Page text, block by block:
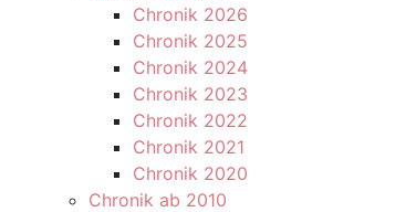
Chronik 2026
Chronik 2025
Chronik 2024
Chronik 2023
Chronik 2022
Chronik 2021
Chronik 2020
Chronik ab 2010